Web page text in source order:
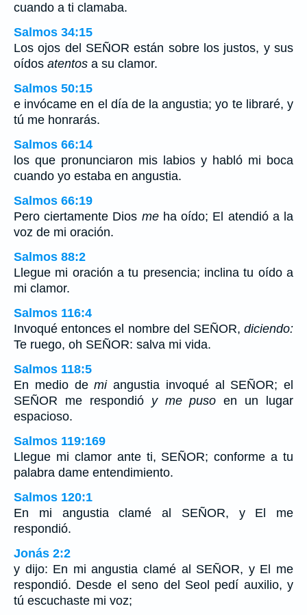
cuando a ti clamaba.
Salmos 34:15
Los ojos del SEÑOR están sobre los justos, y sus
oídos atentos a su clamor.
Salmos 50:15
e invócame en el día de la angustia; yo te libraré, y
tú me honrarás.
Salmos 66:14
los que pronunciaron mis labios y habló mi boca
cuando yo estaba en angustia.
Salmos 66:19
Pero ciertamente Dios meha oído; El atendió a la
voz de mi oración.
Salmos 88:2
Llegue mi oración a tu presencia; inclina tu oído a
mi clamor.
Salmos 116:4
Invoqué entonces el nombre del SEÑOR, diciendo:
Te ruego, oh SEÑOR: salva mi vida.
Salmos 118:5
En medio demiangustia invoqué al SEÑOR; el
SEÑOR me respondió y me puso en un lugar
espacioso.
Salmos 119:169
Llegue mi clamor ante ti, SEÑOR; conforme a tu
palabra dame entendimiento.
Salmos 120:1
En mi angustia clamé al SEÑOR, y El me
respondió.
Jonás 2:2
y dijo: En mi angustia clamé al SEÑOR, y El me
respondió. Desde el seno del Seol pedí auxilio, y
tú escuchaste mi voz;